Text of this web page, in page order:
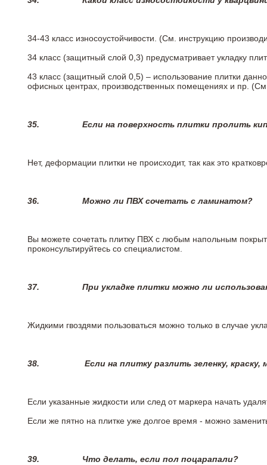
34-43 класс износоустойчивости. (См. инструкцию
34 класс (защитный слой 0,3) предусматривает укладку
43 класс (защитный слой 0,5) – использование плитки
офисных центрах, производственных помещениях и пр.
35. Если на поверхность плитки пролить
Нет, деформации плитки не происходит, так как это
36. Можно ли ПВХ сочетать с ламинатом?
Вы можете сочетать плитку ПВХ с любым напольным
проконсультируйтесь со специалистом.
37. При укладке плитки можно ли
Жидкими гвоздями пользоваться можно только в случае
38. Если на плитку разлить зеленку,
Если указанные жидкости или след от маркера начать
Если же пятно на плитке уже долгое время - можно
39. Что делать, если пол поцарапали?